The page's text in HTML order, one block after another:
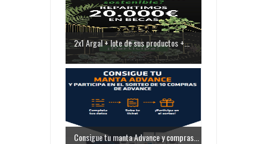
2x1 Argal + lote de sus productos +...
Consigue tu manta Advance y compras...